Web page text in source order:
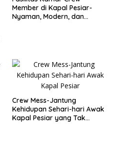
Member di Kapal Pesiar-
Nyaman, Modern, dan
Crew Mess-Jantung
Kehidupan Sehari-hari Awak
Kapal Pesiar yang Tak